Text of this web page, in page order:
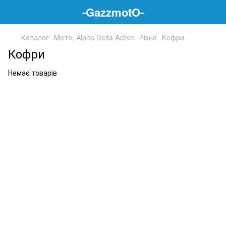
-GazzmotO-
Каталог Мото, Alpha Delta Active Різне Кофри
Кофри
Немає товарів